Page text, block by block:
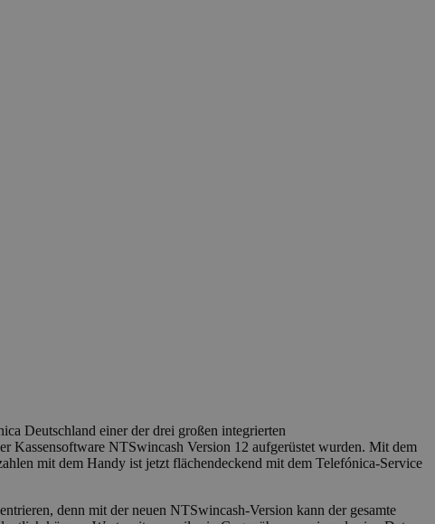
Deutschland einer der drei großen integrierten
Kassensoftware NTSwincash Version 12 aufgerüstet wurden. Mit dem
mit dem Handy ist jetzt flächendeckend mit dem Telefónica-Service
denn mit der neuen NTSwincash-Version kann der gesamte